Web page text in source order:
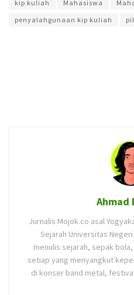
kip kuliah
Mahasiswa
penyalahgunaan kip kuliah
Ahmad
Jurnalis Mojok.co asal
Sejarah Universitas Negeri
menulis sejarah, sepak
setiap yang menyangkut
di konser band metal,